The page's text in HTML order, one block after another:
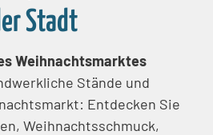
Stadt
Weihnachtsmarktes
Stände und
Entdecken Sie
Weihnachtsschmuck,